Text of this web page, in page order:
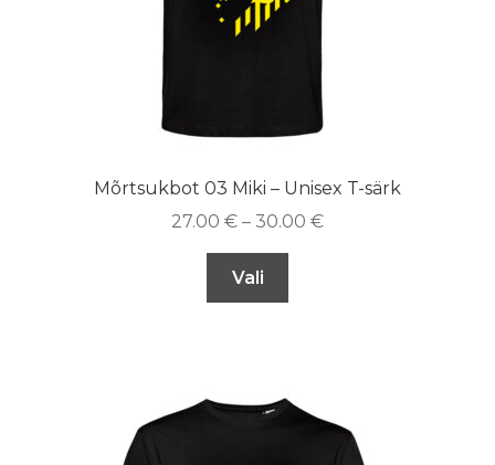
Mõrtsukbot 03 Miki – Unisex T-särk
27.00 € – 30.00 €
Vali